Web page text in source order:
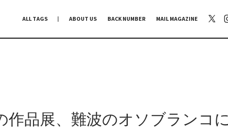
ALL TAGS ABOUT US BACK NUMBER MAIL MAGAZINE
品展、難波のオソブランコ